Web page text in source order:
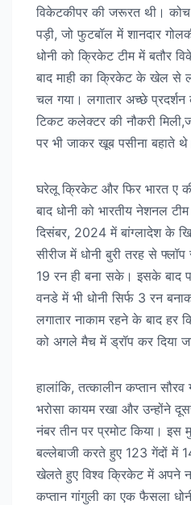
विकेटकीपर की जरूरत थी। कोच
पड़ी, जो फुटबॉल में शानदार
धोनी को क्रिकेट टीम में बतौर
बाद माही का क्रिकेट के खेल से
चल गया। लगातार अच्छे
टिकट कलेक्टर की नौकरी
पर भी जाकर खूब पसीना बहाते
घरेलू क्रिकेट और फिर भारत ए
बाद धोनी को भारतीय नेशनल
दिसंबर, 2024 में बांग्लादेश के
सीरीज में धोनी बुरी तरह से फ्लॉप
19 रन ही बना सके। इसके बाद
वनडे में भी धोनी सिर्फ 3 रन
लगातार नाकाम रहने के बाद हर
को अगले मैच में ड्रॉप कर दिया
हालांकि, तत्कालीन कप्तान सौरव
भरोसा कायम रखा और उन्होंने
नंबर तीन पर प्रमोट किया। इस
बल्लेबाजी करते हुए 123 गेंदों में
खेलते हुए विश्व क्रिकेट में अपने
कप्तान गांगुली का एक फैसला